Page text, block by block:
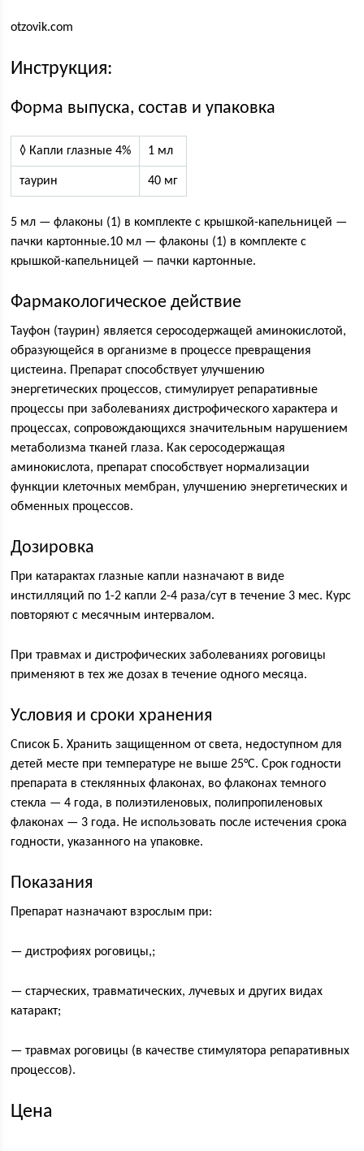
otzovik.com
Инструкция:
Форма выпуска, состав и упаковка
◊ Капли глазные 4% 1 мл
таурин 40 мг
5 мл — флаконы (1) в комплекте с крышкой-капельницей —
пачки картонные.10 мл — флаконы (1) в комплекте с
крышкой-капельницей — пачки картонные.
Фармакологическое действие
Тауфон (таурин) является серосодержащей аминокислотой,
образующейся в организме в процессе превращения
цистеина. Препарат способствует улучшению
энергетических процессов, стимулирует репаративные
процессы при заболеваниях дистрофического характера и
процессах, сопровождающихся значительным нарушением
метаболизма тканей глаза. Как серосодержащая
аминокислота, препарат способствует нормализации
функции клеточных мембран, улучшению энергетических и
обменных процессов.
Дозировка
При катарактах глазные капли назначают в виде
инстилляций по 1-2 капли 2-4 раза/сут в течение 3 мес. Курс
повторяют с месячным интервалом.
При травмах и дистрофических заболеваниях роговицы
применяют в тех же дозах в течение одного месяца.
Условия и сроки хранения
Список Б. Хранить защищенном от света, недоступном для
детей месте при температуре не выше 25°С. Срок годности
препарата в стеклянных флаконах, во флаконах темного
стекла — 4 года, в полиэтиленовых, полипропиленовых
флаконах — 3 года. Не использовать после истечения срока
годности, указанного на упаковке.
Показания
Препарат назначают взрослым при:
— дистрофиях роговицы,;
— старческих, травматических, лучевых и других видах
катаракт;
— травмах роговицы (в качестве стимулятора репаративных
процессов).
Цена